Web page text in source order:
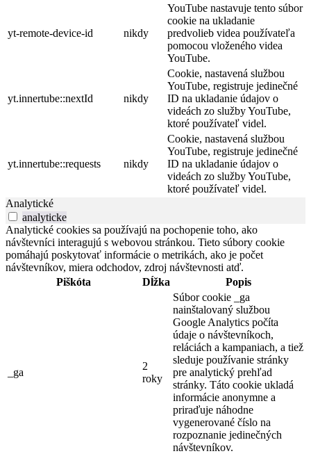
yt-remote-device-id nikdy
YouTube nastavuje tento súbor
cookie na ukladanie
predvolieb videa používateľa
pomocou vloženého videa
YouTube.
yt.innertube::nextId nikdy
Cookie, nastavená službou
YouTube, registruje jedinečné
ID na ukladanie údajov o
videách zo služby YouTube,
ktoré používateľ videl.
yt.innertube::requests nikdy
Cookie, nastavená službou
YouTube, registruje jedinečné
ID na ukladanie údajov o
videách zo služby YouTube,
ktoré používateľ videl.
Analytické
analyticke
Analytické cookies sa používajú na pochopenie toho, ako
návštevníci interagujú s webovou stránkou. Tieto súbory cookie
pomáhajú poskytovať informácie o metrikách, ako je počet
návštevníkov, miera odchodov, zdroj návštevnosti atď.
Piškóta
Dĺžka Popis
_ga
2
roky
Súbor cookie _ga
nainštalovaný službou
Google Analytics počíta
údaje o návštevníkoch,
reláciách a kampaniach, a tiež
sleduje používanie stránky
pre analytický prehľad
stránky. Táto cookie ukladá
informácie anonymne a
priraďuje náhodne
vygenerované číslo na
rozpoznanie jedinečných
návštevníkov.